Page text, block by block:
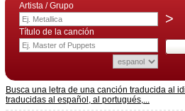
Artista / Grupo
>
Título de la canción
Busca una letra de una canción traducida al
traducidas al español, al portugués,...